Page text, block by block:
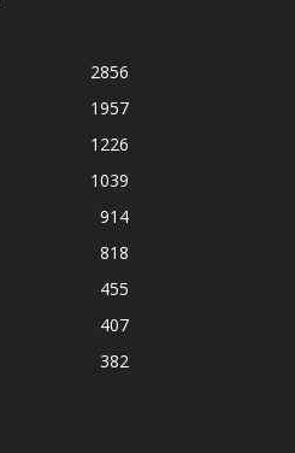
2856
1957
1226
1039
914
818
455
407
382